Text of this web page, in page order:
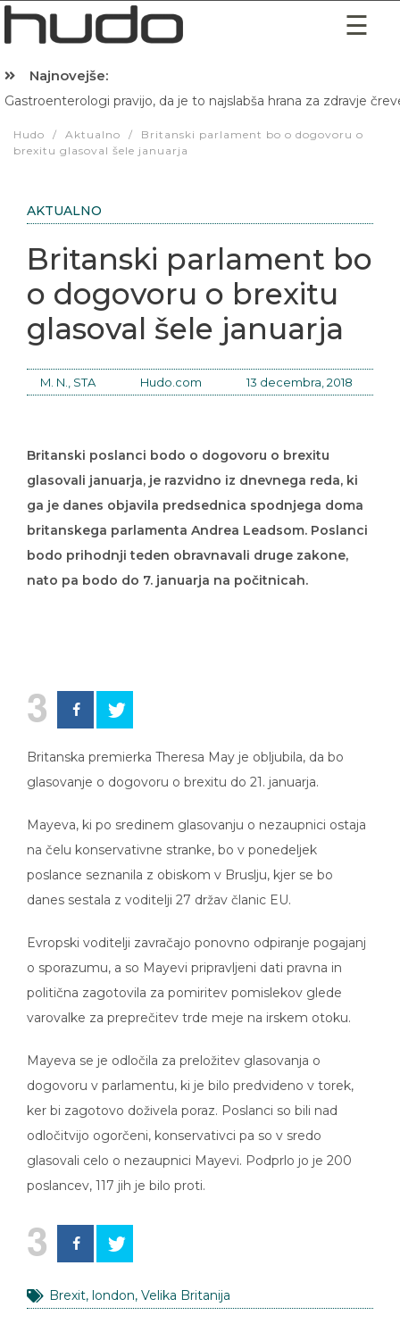
Najnovejše:
Gastroenterologi pravijo, da je to najslabša hrana za zdravje
Hudo / Aktualno /
Britanski parlament bo o dogovoru o
brexitu glasoval šele januarja
AKTUALNO
Britanski parlament bo
o dogovoru o brexitu
glasoval šele januarja
M. N., STA Hudo.com 13 decembra, 2018
Britanski poslanci bodo o dogovoru o brexitu
glasovali januarja, je razvidno iz dnevnega reda, ki
ga je danes objavila predsednica spodnjega doma
britanskega parlamenta Andrea Leadsom. Poslanci
bodo prihodnji teden obravnavali druge zakone,
nato pa bodo do 7. januarja na počitnicah.
3
Britanska premierka Theresa May je obljubila, da bo
glasovanje o dogovoru o brexitu do 21. januarja.
Mayeva, ki po sredinem glasovanju o nezaupnici ostaja
na čelu konservativne stranke, bo v ponedeljek
poslance seznanila z obiskom v Bruslju, kjer se bo
danes sestala z voditelji 27 držav članic EU.
Evropski voditelji zavračajo ponovno odpiranje pogajanj
o sporazumu, a so Mayevi pripravljeni dati pravna in
politična zagotovila za pomiritev pomislekov glede
varovalke za preprečitev trde meje na irskem otoku.
Mayeva se je odločila za preložitev glasovanja o
dogovoru v parlamentu, ki je bilo predvideno v torek,
ker bi zagotovo doživela poraz. Poslanci so bili nad
odločitvijo ogorčeni, konservativci pa so v sredo
glasovali celo o nezaupnici Mayevi. Podprlo jo je 200
poslancev, 117 jih je bilo proti.
3
Brexit, london, Velika Britanija